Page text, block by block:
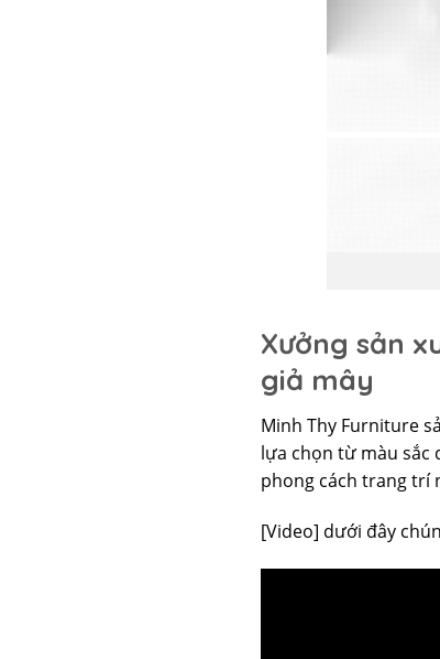
Xưởng sản
giả mây
Minh Thy Furniture
lựa chọn từ màu sắc
phong cách trang trí
[Video] dưới đây